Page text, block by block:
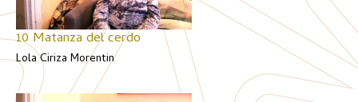
10 Matanza del cerdo
Lola Ciriza Morentin